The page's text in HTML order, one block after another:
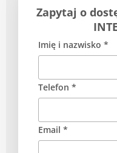
Zapytaj o
Imię i nazwisko *
Telefon *
Email *